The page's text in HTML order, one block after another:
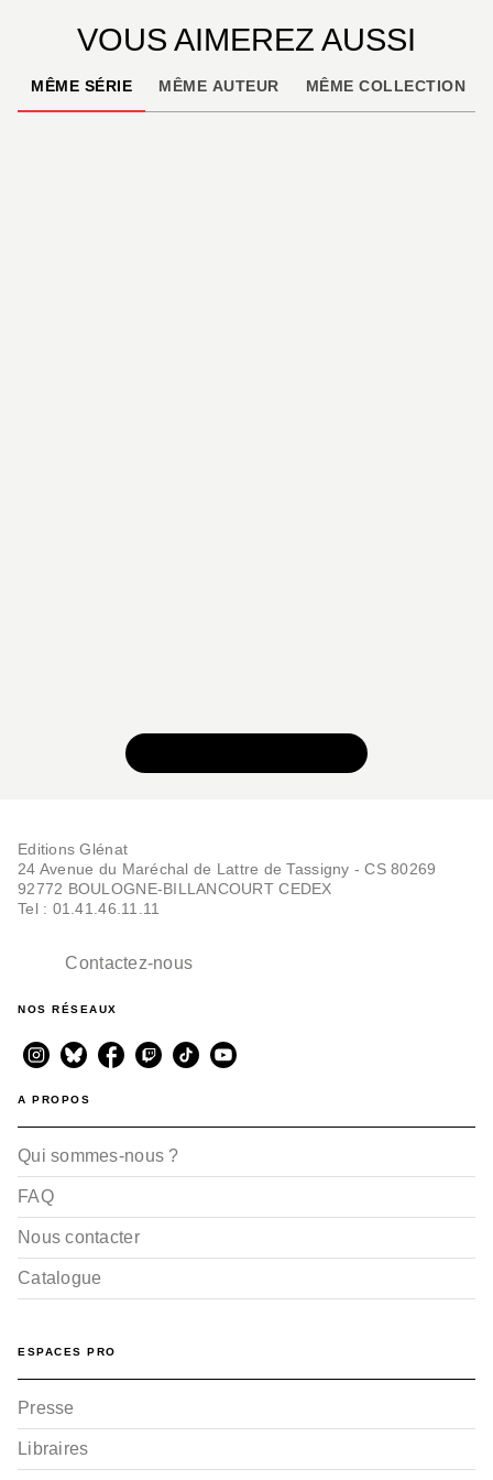
VOUS AIMEREZ AUSSI
MÊME SÉRIE MÊME AUTEUR MÊME COLLECTION
Editions Glénat
24 Avenue du Maréchal de Lattre de Tassigny - CS 80269
92772 BOULOGNE-BILLANCOURT CEDEX
Tel : 01.41.46.11.11
Contactez-nous
NOS RÉSEAUX
A PROPOS
Qui sommes-nous ?
FAQ
Nous contacter
Catalogue
ESPACES PRO
Presse
Libraires